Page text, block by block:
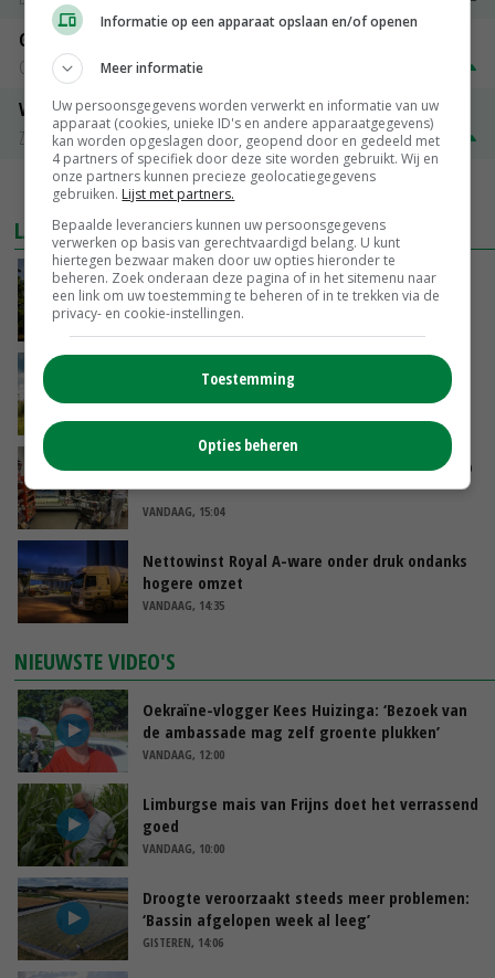
Gerst
Groningen
Volle melkpoeder
Zuivel NL
€ 345,00 € 20,00
MEER MARKTPRIJZEN
LAATSTE NIEUWS
Kamervragen over onttrekkingsverbod,
minister spreekt van ‘ondernemersrisico’
VANDAAG, 16:27
‘Rendement van Krullvarkens komt van de
Oorlogen en El Niño stuwen voedselprijzen op
VANDAAG, 15:04
Nettowinst Royal A-ware onder druk ondanks
hogere omzet
VANDAAG, 14:35
NIEUWSTE VIDEO'S
Oekraïne-vlogger Kees Huizinga: ‘Bezoek van
de ambassade mag zelf groente plukken’
VANDAAG, 12:00
Limburgse mais van Frijns doet het verrassend
goed
VANDAAG, 10:00
Droogte veroorzaakt steeds meer problemen:
‘Bassin afgelopen week al leeg’
GISTEREN, 14:06
Informatie op een apparaat opslaan en/of openen
Meer informatie
Uw persoonsgegevens worden verwerkt en informatie van uw
apparaat (cookies, unieke ID's en andere apparaatgegevens)
kan worden opgeslagen door, geopend door en gedeeld met
4 partners of specifiek door deze site worden gebruikt. Wij en
onze partners kunnen precieze geolocatiegegevens
gebruiken. Lijst met partners.
Bepaalde leveranciers kunnen uw persoonsgegevens
verwerken op basis van gerechtvaardigd belang. U kunt
hiertegen bezwaar maken door uw opties hieronder te
beheren. Zoek onderaan deze pagina of in het sitemenu naar
een link om uw toestemming te beheren of in te trekken via de
privacy- en cookie-instellingen.
Toestemming
Opties beheren